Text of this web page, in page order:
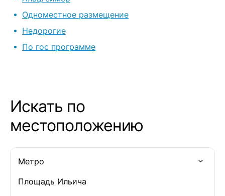
Одноместное размещение
Недорогие
По гос программе
Искать по
местоположению
Метро
Площадь Ильича